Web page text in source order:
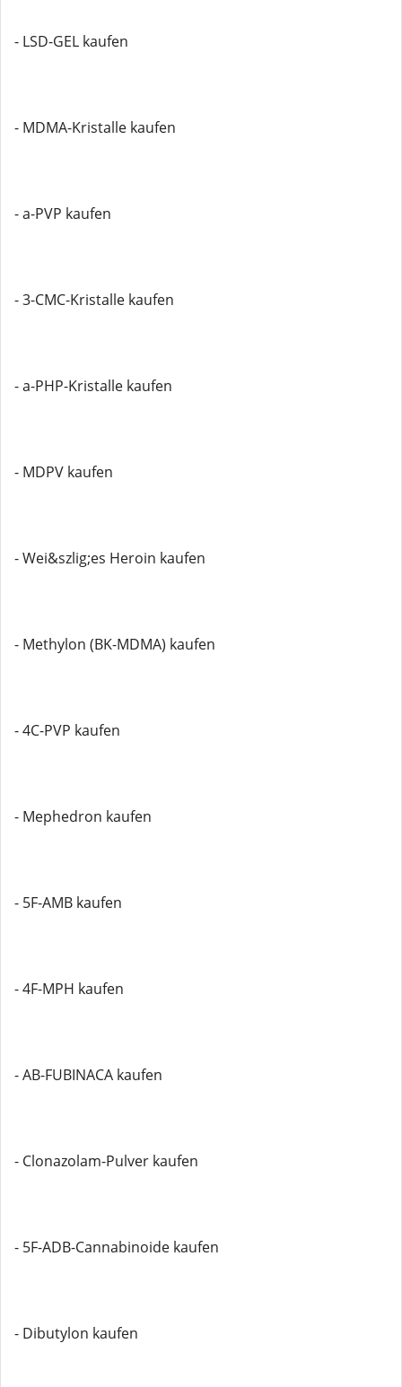
- LSD-GEL kaufen
- MDMA-Kristalle kaufen
- a-PVP kaufen
- 3-CMC-Kristalle kaufen
- a-PHP-Kristalle kaufen
- MDPV kaufen
- Wei&szlig;es Heroin kaufen
- Methylon (BK-MDMA) kaufen
- 4C-PVP kaufen
- Mephedron kaufen
- 5F-AMB kaufen
- 4F-MPH kaufen
- AB-FUBINACA kaufen
- Clonazolam-Pulver kaufen
- 5F-ADB-Cannabinoide kaufen
- Dibutylon kaufen